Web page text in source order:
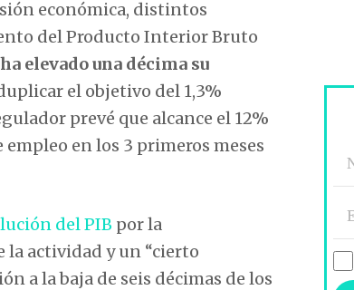
económica, distintos
del Producto Interior Bruto
ha elevado una décima su
el objetivo del 1,3%
prevé que alcance el 12%
empleo en los 3 primeros meses
del PIB por la
la actividad y un “cierto
a la baja de seis décimas de los